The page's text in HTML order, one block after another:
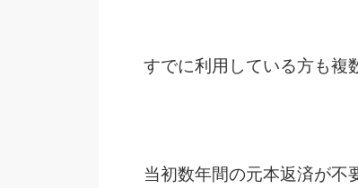
すでに利用している方も複
当初数年間の元本返済が不